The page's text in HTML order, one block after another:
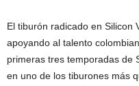
El tiburón radicado en Silicon
apoyando al talento
primeras tres temporadas de
en uno de los tiburones más